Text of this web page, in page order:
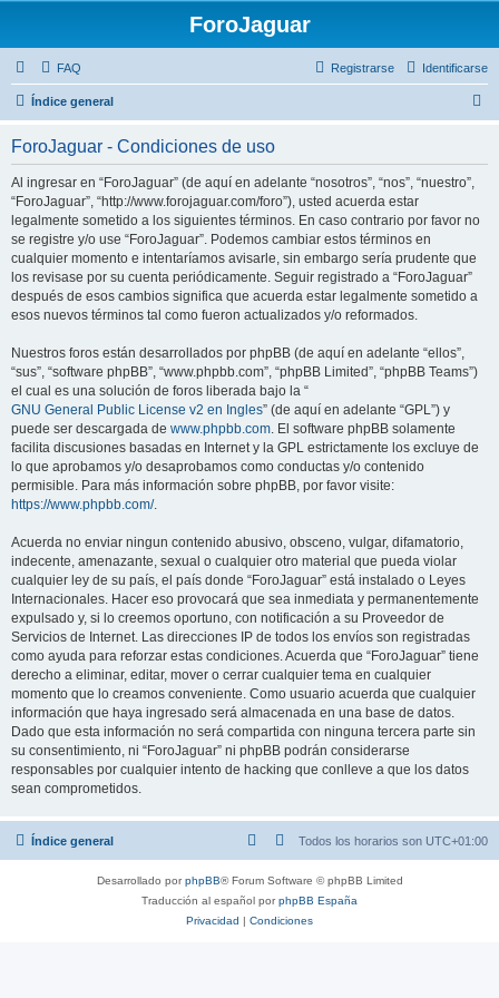
ForoJaguar
FAQ Identificarse
Registrarse
Índice general
ForoJaguar - Condiciones de uso
Al ingresar en “ForoJaguar” (de aquí en adelante “nosotros”, “nos”, “nuestro”,
“ForoJaguar”, “http://www.forojaguar.com/foro”), usted acuerda estar
legalmente sometido a los siguientes términos. En caso contrario por favor no
se registre y/o use “ForoJaguar”. Podemos cambiar estos términos en
cualquier momento e intentaríamos avisarle, sin embargo sería prudente que
los revisase por su cuenta periódicamente. Seguir registrado a “ForoJaguar”
después de esos cambios significa que acuerda estar legalmente sometido a
esos nuevos términos tal como fueron actualizados y/o reformados.
Nuestros foros están desarrollados por phpBB (de aquí en adelante “ellos”,
“sus”, “software phpBB”, “www.phpbb.com”, “phpBB Limited”, “phpBB Teams”)
el cual es una solución de foros liberada bajo la “
GNU General Public License v2 en Ingles” (de aquí en adelante “GPL”) y
puede ser descargada de www.phpbb.com. El software phpBB solamente
facilita discusiones basadas en Internet y la GPL estrictamente los excluye de
lo que aprobamos y/o desaprobamos como conductas y/o contenido
permisible. Para más información sobre phpBB, por favor visite:
https://www.phpbb.com/.
Acuerda no enviar ningun contenido abusivo, obsceno, vulgar, difamatorio,
indecente, amenazante, sexual o cualquier otro material que pueda violar
cualquier ley de su país, el país donde “ForoJaguar” está instalado o Leyes
Internacionales. Hacer eso provocará que sea inmediata y permanentemente
expulsado y, si lo creemos oportuno, con notificación a su Proveedor de
Servicios de Internet. Las direcciones IP de todos los envíos son registradas
como ayuda para reforzar estas condiciones. Acuerda que “ForoJaguar” tiene
derecho a eliminar, editar, mover o cerrar cualquier tema en cualquier
momento que lo creamos conveniente. Como usuario acuerda que cualquier
información que haya ingresado será almacenada en una base de datos.
Dado que esta información no será compartida con ninguna tercera parte sin
su consentimiento, ni “ForoJaguar” ni phpBB podrán considerarse
responsables por cualquier intento de hacking que conlleve a que los datos
sean comprometidos.
Índice general Todos los horarios son UTC+01:00
Desarrollado porphpBB® Forum Software © phpBB Limited
Traducción al español porphpBB España
Privacidad | Condiciones